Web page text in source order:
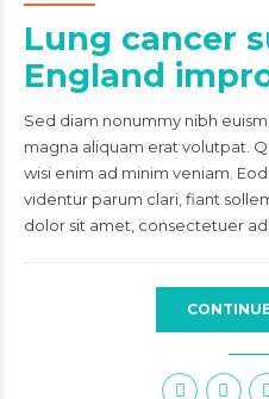
Lung cancer
England
Sed diam nonummy nibh
magna aliquam erat volutpat.
wisi enim ad minim veniam.
videntur parum clari, fiant
dolor sit amet, consectetuer